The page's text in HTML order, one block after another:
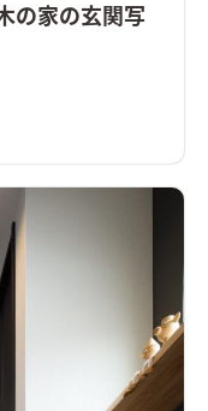
の家の玄関写